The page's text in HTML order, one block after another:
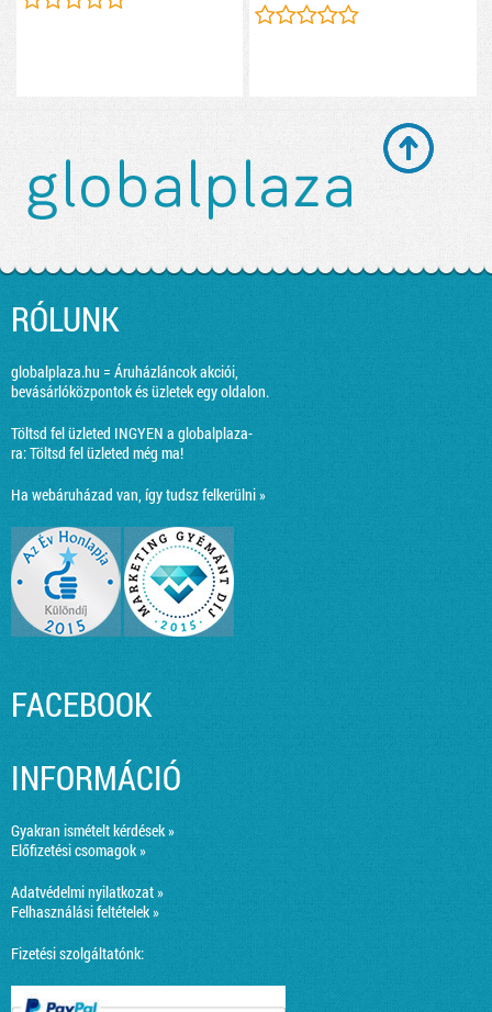
RÓLUNK
globalplaza.hu = Áruházláncok akciói,
bevásárlóközpontok és üzletek egy oldalon.
Töltsd fel üzleted INGYEN a globalplaza-
ra:Töltsd fel üzleted még ma!
Ha webáruházad van, így tudsz felkerülni »
FACEBOOK
INFORMÁCIÓ
Gyakran ismételt kérdések »
Előfizetési csomagok »
Adatvédelmi nyilatkozat »
Felhasználási feltételek »
Fizetési szolgáltatónk: